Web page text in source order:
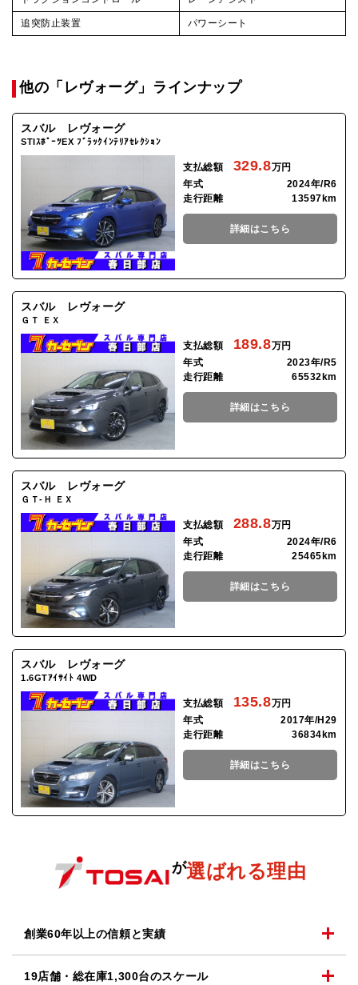
追突防止装置 パワーシート
他の「レヴォーグ」ラインナップ
スバル レヴォーグ
STIｽﾎﾟｰﾂEX ﾌﾞﾗｯｸｲﾝﾃﾘｱｾﾚｸｼｮﾝ
支払総額 329.8万円
年式
2024年/R6
走行距離
13597km
詳細はこちら
スバル レヴォーグ
ＧＴ ＥＸ
支払総額 189.8万円
年式
2023年/R5
走行距離
65532km
詳細はこちら
スバル レヴォーグ
ＧＴ-Ｈ ＥＸ
支払総額 288.8万円
年式
2024年/R6
走行距離
25465km
詳細はこちら
スバル レヴォーグ
1.6GTｱｲｻｲﾄ 4WD
支払総額 135.8万円
年式
2017年/H29
走行距離
36834km
詳細はこちら
が選ばれる理由
創業60年以上の信頼と実績
19店舗・総在庫1,300台のスケール